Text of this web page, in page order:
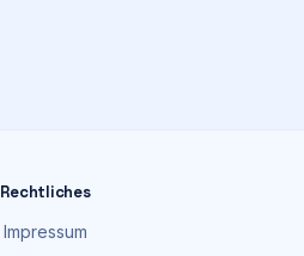
Rechtliches
Impressum